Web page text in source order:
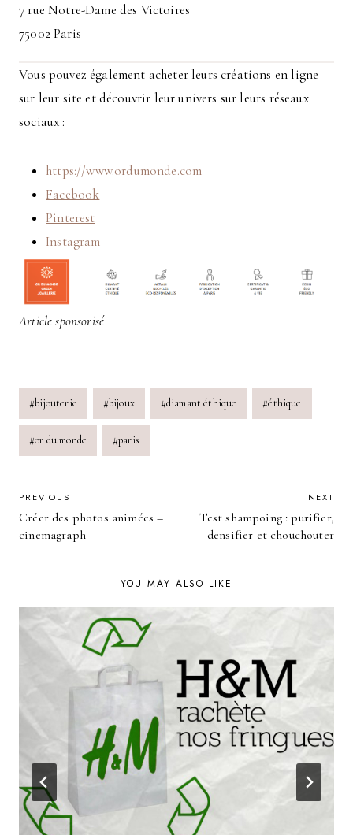
7 rue Notre-Dame des Victoires
75002 Paris
Vous pouvez également acheter leurs créations en ligne
sur leur site et découvrir leur univers sur leurs réseaux
sociaux :
https://www.ordumonde.com
Facebook
Pinterest
Instagram
Article sponsorisé
Post
Tags:
#bijouterie #bijoux #diamant éthique #éthique
#or du monde #paris
POST
NAVIGATION
PREVIOUS
Créer des photos animées –
cinemagraph
NEXT
Test shampoing : purifier,
densifier et chouchouter
YOU MAY ALSO LIKE